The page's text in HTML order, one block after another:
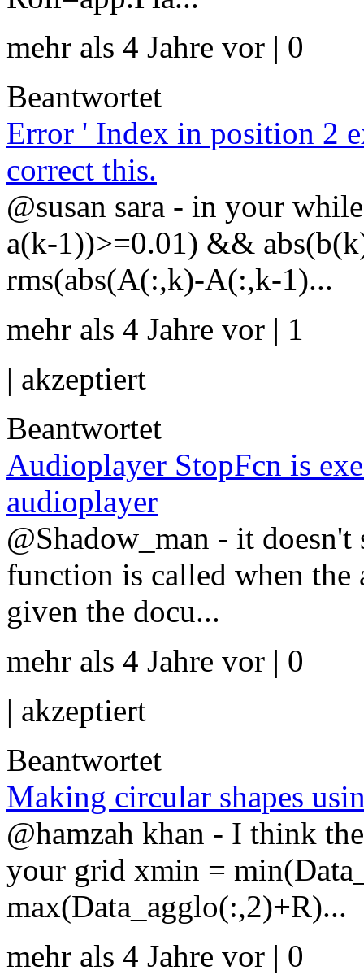
mehr als 4 Jahre vor | 0
Beantwortet
Error ' Index in position 2
correct this.
@susan sara - in your
a(k-1))>=0.01) &&
rms(abs(A(:,k)-A(:,k-1)...
mehr als 4 Jahre vor | 1
| akzeptiert
Beantwortet
Audioplayer StopFcn is
audioplayer
@Shadow_man - it doesn't
function is called when the
given the docu...
mehr als 4 Jahre vor | 0
| akzeptiert
Beantwortet
Making circular shapes
@hamzah khan - I think
your grid xmin =
max(Data_agglo(:,2)+R)...
mehr als 4 Jahre vor | 0